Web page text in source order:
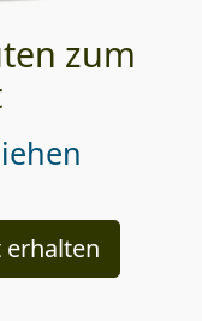
zum
erhalten